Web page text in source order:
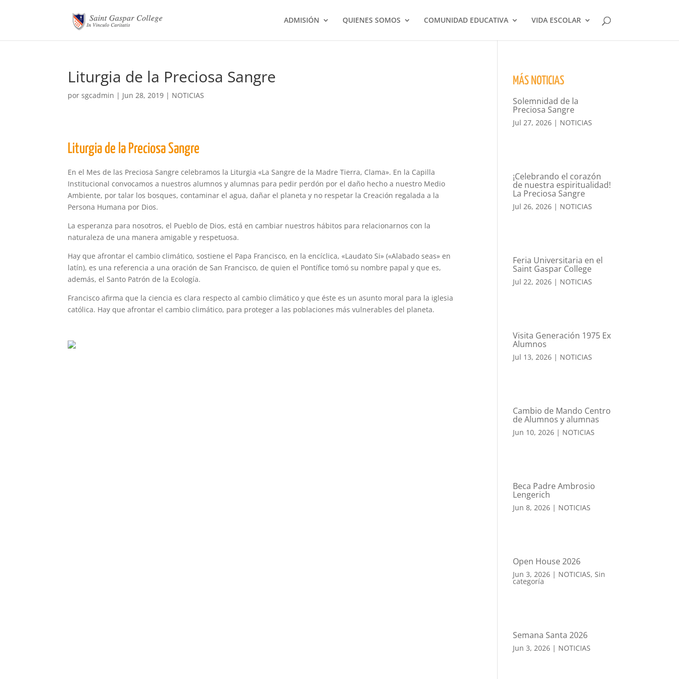
ADMISIÓN QUIENES SOMOS COMUNIDAD EDUCATIVA VIDA ESCOLAR
Liturgia de la Preciosa Sangre
porsgcadmin | Jun 28, 2019 | NOTICIAS
Liturgia de la Preciosa Sangre
En el Mes de las Preciosa Sangre celebramos la Liturgia «La Sangre de la Madre Tierra, Clama». En la Capilla
Institucional convocamos a nuestros alumnos y alumnas para pedir perdón por el daño hecho a nuestro Medio
Ambiente, por talar los bosques, contaminar el agua, dañar el planeta y no respetar la Creación regalada a la
Persona Humana por Dios.
La esperanza para nosotros, el Pueblo de Dios, está en cambiar nuestros hábitos para relacionarnos con la
naturaleza de una manera amigable y respetuosa.
Hay que afrontar el cambio climático, sostiene el Papa Francisco, en la encíclica, «Laudato Si» («Alabado seas» en
latín), es una referencia a una oración de San Francisco, de quien el Pontífice tomó su nombre papal y que es,
además, el Santo Patrón de la Ecología.
Francisco afirma que la ciencia es clara respecto al cambio climático y que éste es un asunto moral para la iglesia
católica. Hay que afrontar el cambio climático, para proteger a las poblaciones más vulnerables del planeta.
MÁS NOTICIAS
Solemnidad de la
Preciosa Sangre
Jul 27, 2026 | NOTICIAS
¡Celebrando el corazón
de nuestra espiritualidad!
La Preciosa Sangre
Jul 26, 2026 | NOTICIAS
Feria Universitaria en el
Saint Gaspar College
Jul 22, 2026 | NOTICIAS
Visita Generación 1975 Ex
Alumnos
Jul 13, 2026 | NOTICIAS
Cambio de Mando Centro
de Alumnos y alumnas
Jun 10, 2026 | NOTICIAS
Beca Padre Ambrosio
Lengerich
Jun 8, 2026 | NOTICIAS
Open House 2026
Jun 3, 2026 | NOTICIAS, Sin
categoría
Semana Santa 2026
Jun 3, 2026 | NOTICIAS